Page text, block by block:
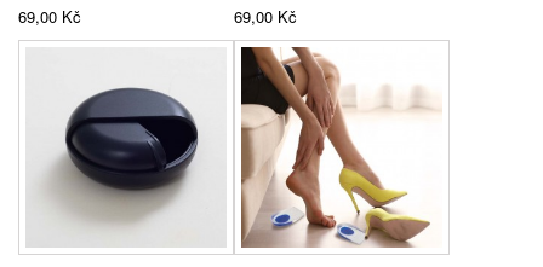
69,00 Kč 69,00 Kč